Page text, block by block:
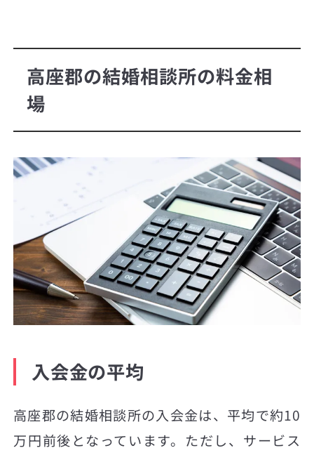
高座郡の結婚相談所の料金相
場
入会金の平均
高座郡の結婚相談所の入会金は、平均で約10
万円前後となっています。ただし、サービス